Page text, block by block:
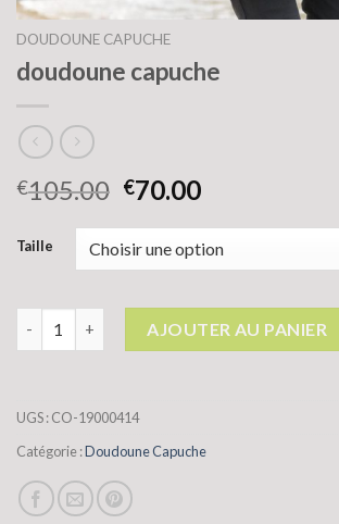
DOUDOUNE CAPUCHE
doudoune capuche
€105.00 €70.00
Taille
AJOUTER AU PANIER
UGS :CO-19000414
Catégorie :Doudoune Capuche